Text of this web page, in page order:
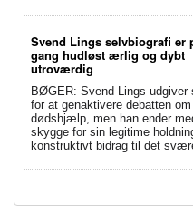
Svend Lings selvbiografi er
gang hudløst ærlig og dybt
utroværdig
BØGER: Svend Lings udgiver
for at genaktivere debatten
dødshjælp, men han ender
skygge for sin legitime
konstruktivt bidrag til det